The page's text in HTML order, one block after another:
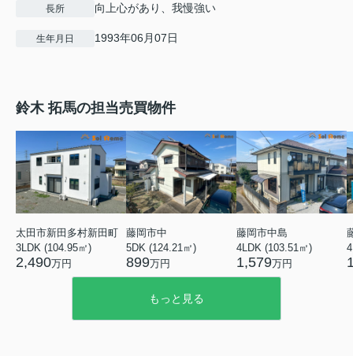
長所 向上心があり、我慢強い
生年月日 1993年06月07日
鈴木 拓馬の担当売買物件
太田市新田多村新田町
3LDK (104.95㎡)
2,490万円
藤岡市中
5DK (124.21㎡)
899万円
藤岡市中島
4LDK (103.51㎡)
1,579万円
もっと見る